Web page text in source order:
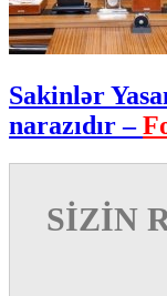
Sakinlər
narazıdır –
SİZİN